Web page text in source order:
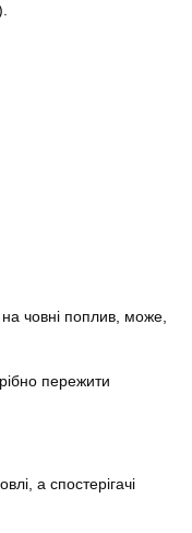
човні поплив, може,
пережити
а спостерігачі